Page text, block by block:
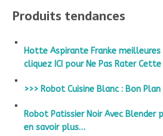
Produits tendances
Hotte Aspirante Franke
cliquez ICI pour Ne Pas Rater
>>> Robot Cuisine Blanc : Bon
Robot Patissier Noir Avec Blender
en savoir plus…